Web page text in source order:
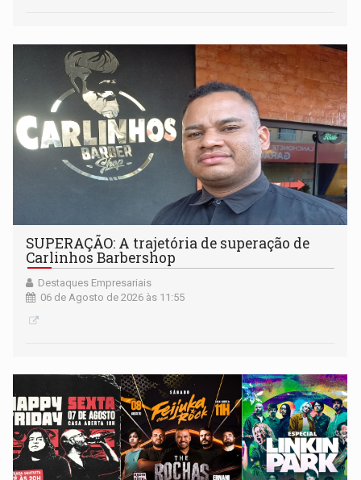
SUPERAÇÃO: A trajetória de superação de
Carlinhos Barbershop
Destaques Empresariais
06 de Agosto de 2026 às 11:55